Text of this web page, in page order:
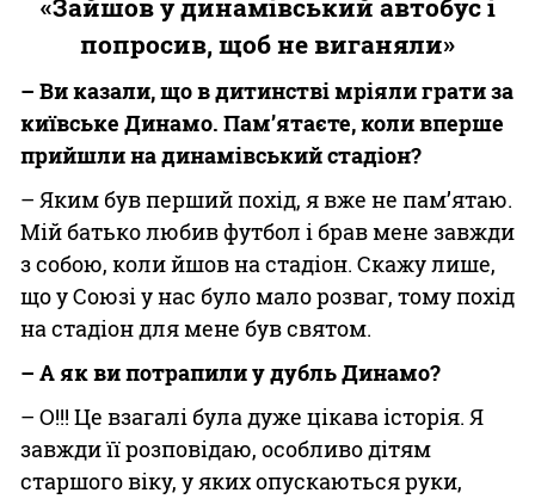
попросив, щоб не виганяли»
– Ви казали, що в дитинстві мріяли грати за
київське Динамо. Пам’ятаєте, коли вперше
прийшли на динамівський стадіон?
– Яким був перший похід, я вже не пам’ятаю.
Мій батько любив футбол і брав мене завжди
з собою, коли йшов на стадіон. Скажу лише,
що у Союзі у нас було мало розваг, тому похід
на стадіон для мене був святом.
– А як ви потрапили у дубль Динамо?
– О!!! Це взагалі була дуже цікава історія. Я
завжди її розповідаю, особливо дітям
старшого віку, у яких опускаються руки,